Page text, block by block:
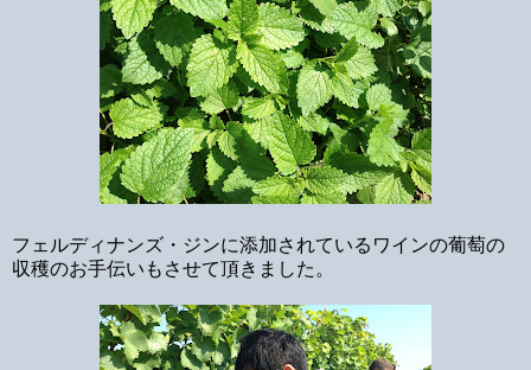
フェルディナンズ・ジンに添加されているワインの葡萄の
収穫のお手伝いもさせて頂きました。